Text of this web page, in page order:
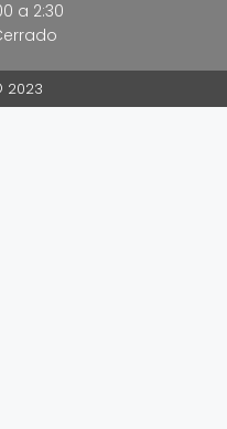
a 2:30
2023